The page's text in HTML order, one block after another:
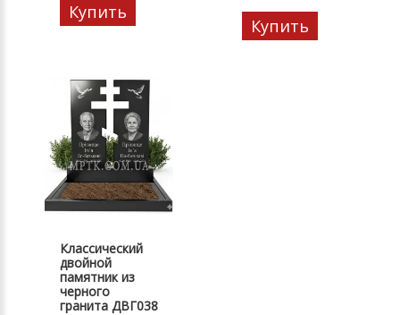
Купить
Купить
Классический
двойной
памятник из
черного
гранита ДВГ038